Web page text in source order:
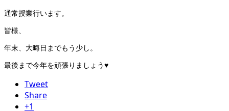
通常授業行います。
皆様、
年末、大晦日までもう少し。
最後まで今年を頑張りましょう♥
Tweet
Share
+1